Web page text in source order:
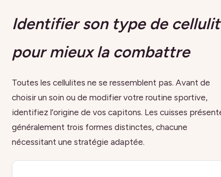
Identifier son type de
pour mieux la combattre
Toutes les cellulites ne se ressemblent pas. Avant de
choisir un soin ou de modifier votre routine sportive,
identifiez l’origine de vos capitons. Les cuisses
généralement trois formes distinctes, chacune
nécessitant une stratégie adaptée.